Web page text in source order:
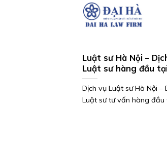
Luật sư Hà Nội –
Luật sư hàng đầu
Dịch vụ Luật sư Hà Nội –
Luật sư tư vấn hàng đầu